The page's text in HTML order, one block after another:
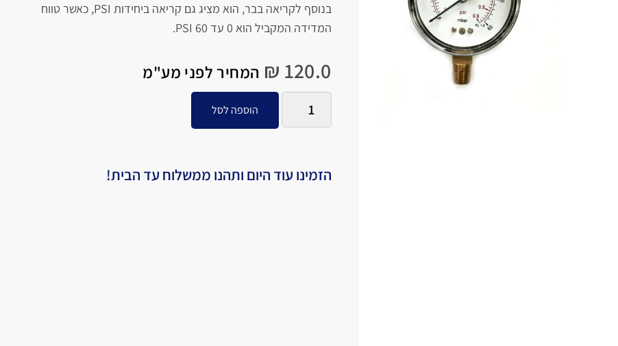
בנוסף לקריאה בבר, הוא מציג גם קריאה ביחידות PSI, כאשר טווח
המדידה המקביל הוא 0 עד 60 PSI.
₪ 120.0 המחיר לפני מע"מ
הוספה לסל
הזמינו עוד היום ותהנו ממשלוח עד הבית!